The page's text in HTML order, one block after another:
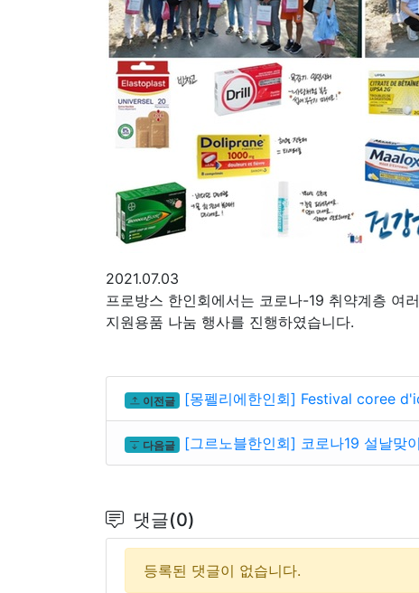
2021.07.03
프로방스 한인회에서는 코로나-19 취약계층 여
지원용품 나눔 행사를 진행하였습니다.
이전글 [몽펠리에한인회] Festival coree
다음글 [그르노블한인회] 코로나19 설날맞
댓글(0)
등록된 댓글이 없습니다.